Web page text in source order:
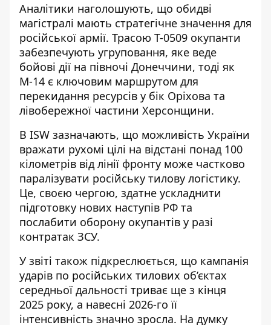
Аналітики наголошують, що обидві
магістралі мають стратегічне значення для
російської армії. Трасою Т-0509 окупанти
забезпечують угруповання, яке веде
бойові дії на півночі Донеччини, тоді як
М-14 є ключовим маршрутом для
перекидання ресурсів у бік Оріхова та
лівобережної частини Херсонщини.
В ISW зазначають, що можливість України
вражати рухомі цілі на відстані понад 100
кілометрів від лінії фронту може частково
паралізувати російську тилову логістику.
Це, своєю чергою, здатне ускладнити
підготовку нових наступів РФ та
послабити оборону окупантів у разі
контратак ЗСУ.
У звіті також підкреслюється, що кампанія
ударів по російських тилових об’єктах
середньої дальності триває ще з кінця
2025 року, а навесні 2026-го її
інтенсивність значно зросла. На думку